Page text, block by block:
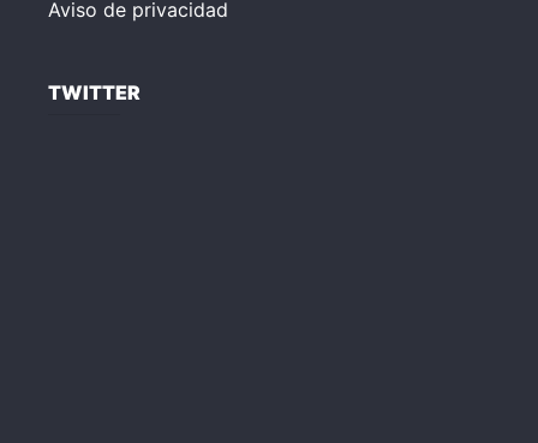
Aviso de privacidad
TWITTER